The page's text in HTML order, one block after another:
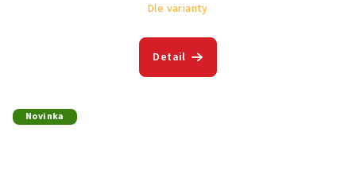
Dle varianty
Detail
Novinka